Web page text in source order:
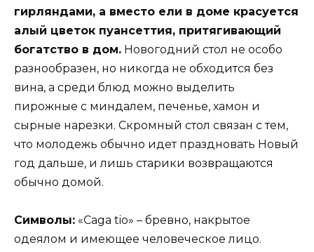
гирляндами, а вместо ели в доме красуется
алый цветок пуансеттия, притягивающий
богатство в дом. Новогодний стол не особо
разнообразен, но никогда не обходится без
вина, а среди блюд можно выделить
пирожные с миндалем, печенье, хамон и
сырные нарезки. Скромный стол связан с тем,
что молодежь обычно идет праздновать Новый
год дальше, и лишь старики возвращаются
обычно домой.
Символы: «Caga tio» – бревно, накрытое
одеялом и имеющее человеческое лицо.